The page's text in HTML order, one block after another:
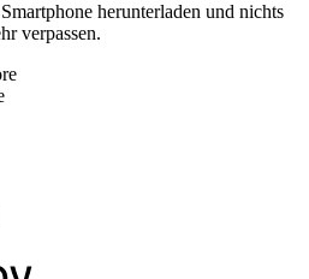
herunterladen und nichts
verpassen.